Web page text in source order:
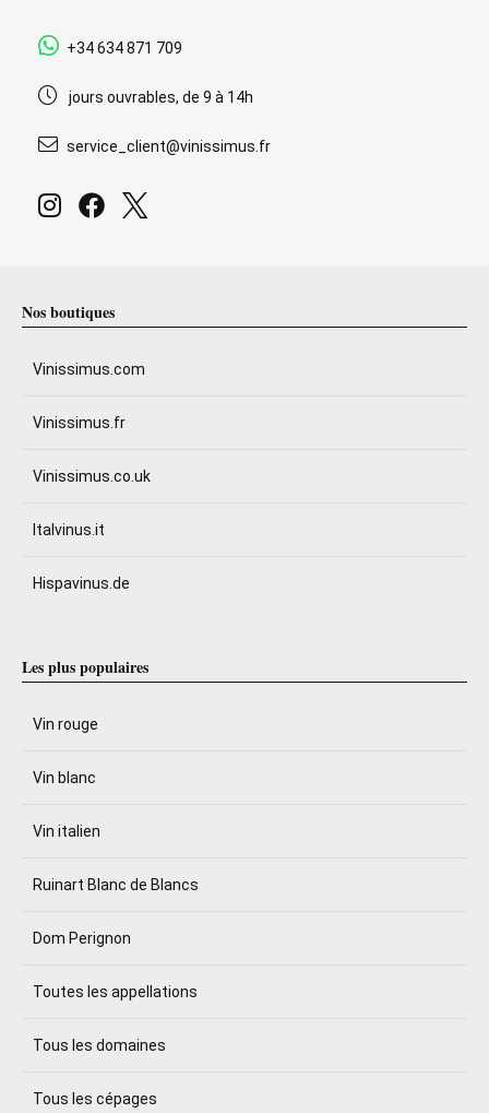
+34 634 871 709
jours ouvrables, de 9 à 14h
service_client@vinissimus.fr
Nos boutiques
Vinissimus.com
Vinissimus.fr
Vinissimus.co.uk
Italvinus.it
Hispavinus.de
Les plus populaires
Vin rouge
Vin blanc
Vin italien
Ruinart Blanc de Blancs
Dom Perignon
Toutes les appellations
Tous les domaines
Tous les cépages